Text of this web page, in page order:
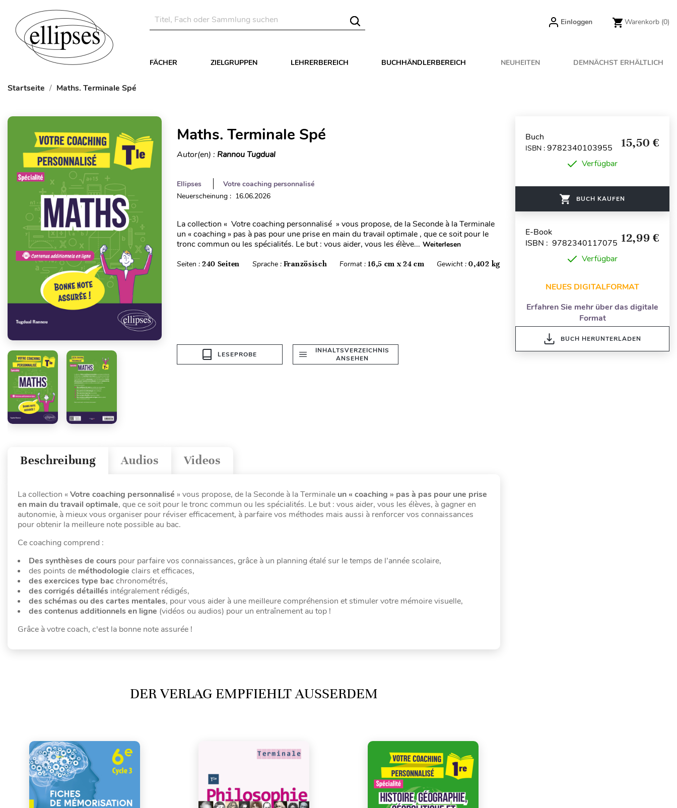
Einloggen Warenkorb (0)
FÄCHER ZIELGRUPPEN LEHRERBEREICH BUCHHÄNDLERBEREICH NEUHEITEN DEMNÄCHST ERHÄLTLICH
Startseite Maths. Terminale Spé
Maths. Terminale Spé
Autor(en) : Rannou Tugdual
Ellipses
Votre coaching personnalisé
Neuerscheinung : 16.06.2026
La collection « Votre coaching personnalisé » vous propose, de la Seconde à la Terminale
un « coaching » pas à pas pour une prise en main du travail optimale , que ce soit pour le
tronc commun ou les spécialités. Le but : vous aider, vous les élève... Weiterlesen
Seiten : 240 Seiten Sprache : Französisch Format :16,5 cm x 24 cm Gewicht :0,402 kg
LESEPROBE
INHALTSVERZEICHNIS
ANSEHEN
Videos
Audios
Beschreibung
La collection « Votre coaching personnalisé » vous propose, de la Seconde à la Terminale un « coaching » pas à pas pour une prise
en main du travail optimale, que ce soit pour le tronc commun ou les spécialités. Le but : vous aider, vous les élèves, à gagner en
autonomie, à mieux vous organiser pour réviser efficacement, à parfaire vos méthodes mais aussi à renforcer vos connaissances
pour obtenir la meilleure note possible au bac.
Ce coaching comprend :
Des synthèses de cours pour parfaire vos connaissances, grâce à un planning étalé sur le temps de l’année scolaire,
des points de méthodologie clairs et efficaces,
des exercices type bacchronométrés,
des corrigés détaillés intégralement rédigés,
des schémas ou des cartes mentales, pour vous aider à une meilleure compréhension et stimuler votre mémoire visuelle,
des contenus additionnels en ligne (vidéos ou audios) pour un entraînement au top !
Grâce à votre coach, c'est la bonne note assurée !
DER VERLAG EMPFIEHLT AUSSERDEM
Buch
ISBN : 9782340103955 15,50 €
Verfügbar
BUCH KAUFEN
E-Book
ISBN : 9782340117075 12,99 €
Verfügbar
NEUES DIGITALFORMAT
Erfahren Sie mehr über das digitale
Format
BUCH HERUNTERLADEN